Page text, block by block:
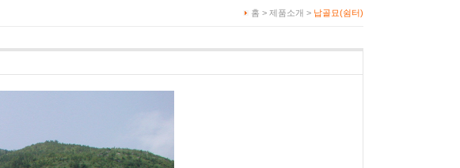
홈 > 제품소개 > 납골묘(쉼터)